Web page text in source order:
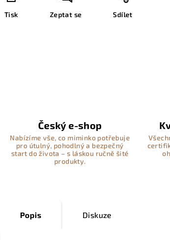
Tisk Zeptat se Sdílet
Český e-shop
Nabízíme vše, co miminko potřebuje
pro útulný, pohodlný a bezpečný
start do života – s láskou ručně šité
produkty.
Popis Diskuze